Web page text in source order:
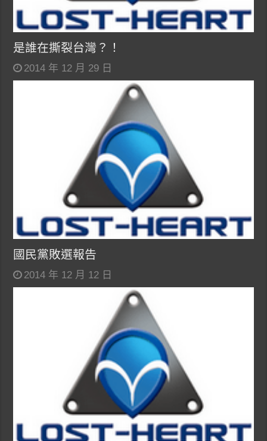
是誰在撕裂台灣？！
2014 年 12 月 29 日
國民黨敗選報告
2014 年 12 月 12 日